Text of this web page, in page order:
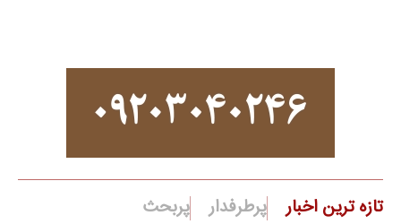
تازه ترین اخبار پرطرفدار پربحث